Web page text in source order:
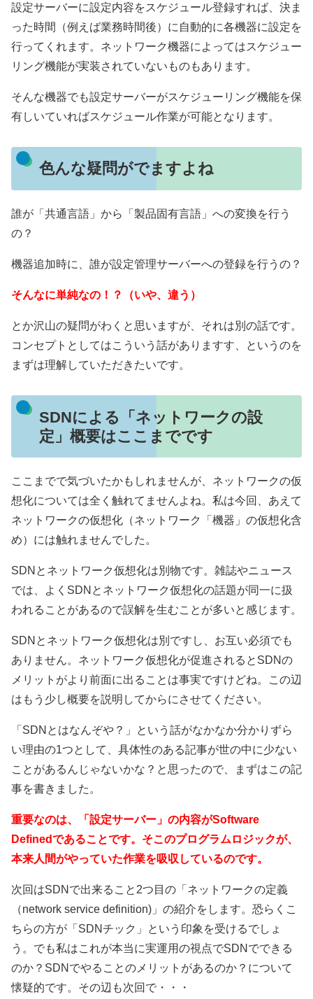
設定サーバーに設定内容をスケジュール登録すれば、決ま
った時間（例えば業務時間後）に自動的に各機器に設定を
行ってくれます。ネットワーク機器によってはスケジュー
リング機能が実装されていないものもあります。
そんな機器でも設定サーバーがスケジューリング機能を保
有しいていればスケジュール作業が可能となります。
色んな疑問がでますよね
誰が「共通言語」から「製品固有言語」への変換を行う
の？
機器追加時に、誰が設定管理サーバーへの登録を行うの？
そんなに単純なの！？（いや、違う）
とか沢山の疑問がわくと思いますが、それは別の話です。
コンセプトとしてはこういう話がありますす、というのを
まずは理解していただきたいです。
SDNによる「ネットワークの設
定」概要はここまでです
ここまでで気づいたかもしれませんが、ネットワークの仮
想化については全く触れてませんよね。私は今回、あえて
ネットワークの仮想化（ネットワーク「機器」の仮想化含
め）には触れませんでした。
SDNとネットワーク仮想化は別物です。雑誌やニュース
では、よくSDNとネットワーク仮想化の話題が同一に扱
われることがあるので誤解を生むことが多いと感じます。
SDNとネットワーク仮想化は別ですし、お互い必須でも
ありません。ネットワーク仮想化が促進されるとSDNの
メリットがより前面に出ることは事実ですけどね。この辺
はもう少し概要を説明してからにさせてください。
「SDNとはなんぞや？」という話がなかなか分かりずら
い理由の1つとして、具体性のある記事が世の中に少ない
ことがあるんじゃないかな？と思ったので、まずはこの記
事を書きました。
重要なのは、「設定サーバー」の内容がSoftware
Definedであることです。そこのプログラムロジックが、
本来人間がやっていた作業を吸収しているのです。
次回はSDNで出来ること2つ目の「ネットワークの定義
（network service definition)」の紹介をします。恐らくこ
ちらの方が「SDNチック」という印象を受けるでしょ
う。でも私はこれが本当に実運用の視点でSDNでできる
のか？SDNでやることのメリットがあるのか？について
懐疑的です。その辺も次回で・・・